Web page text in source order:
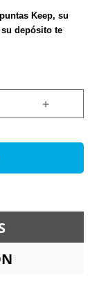
Keep, su
depósito te
+